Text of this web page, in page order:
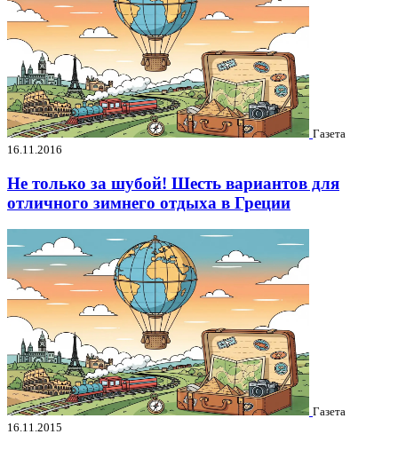
Газета
16.11.2016
Не только за шубой! Шесть вариантов для
отличного зимнего отдыха в Греции
Газета
16.11.2015